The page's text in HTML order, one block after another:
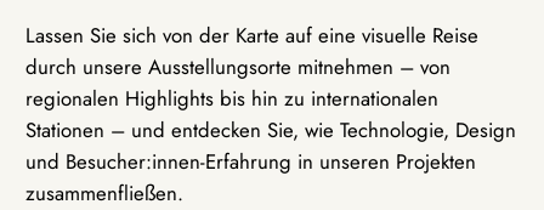
Lassen Sie sich von der Karte auf eine visuelle Reise
durch unsere Ausstellungsorte mitnehmen – von
regionalen Highlights bis hin zu internationalen
Stationen – und entdecken Sie, wie Technologie, Design
und Besucher:innen-Erfahrung in unseren Projekten
zusammenfließen.